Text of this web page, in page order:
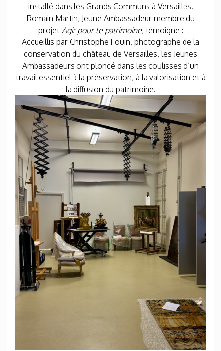
installé dans les Grands Communs à Versailles.
Romain Martin, Jeune Ambassadeur membre du
projet Agir pour le patrimoine, témoigne :
Accueillis par Christophe Fouin, photographe de la
conservation du château de Versailles, les Jeunes
Ambassadeurs ont plongé dans les coulisses d’un
travail essentiel à la préservation, à la valorisation et à
la diffusion du patrimoine.